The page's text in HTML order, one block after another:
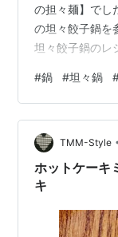
の担々麺】でし
の坦々餃子鍋を
坦々餃子鍋のレ
作ってみる事に
代わりにシャン
た！ お味噌と
野菜、きのこ類
ニューとなりま
入れたり、…
#鍋 #坦々鍋
TMM-Style
ホットケーキ
キ